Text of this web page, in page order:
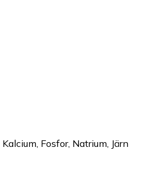
Kalcium, Fosfor, Natrium, Järn